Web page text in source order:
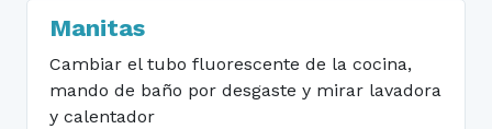
Manitas
Cambiar el tubo fluorescente de la cocina,
mando de baño por desgaste y mirar lavadora
y calentador